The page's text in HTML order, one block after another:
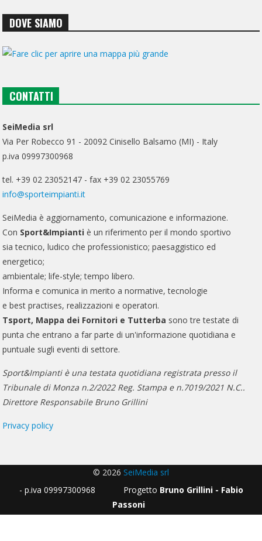
DOVE SIAMO
CONTATTI
SeiMedia srl
Via Per Robecco 91 - 20092 Cinisello Balsamo (MI) - Italy
p.iva 09997300968
tel. +39 02 23052147 - fax +39 02 23055769
info@sporteimpianti.it
SeiMedia è aggiornamento, comunicazione e informazione.
Con Sport&Impianti è un riferimento per il mondo sportivo
sia tecnico, ludico che professionistico; paesaggistico ed
energetico;
ambientale; life-style; tempo libero.
Informa e comunica in merito a normative, tecnologie
e best practises, realizzazioni e operatori.
Tsport, Mappa dei Fornitori e Tutterba sono tre testate di
punta che entrano a far parte di un'informazione quotidiana e
puntuale sugli eventi di settore.
Sport&Impianti è una testata quotidiana registrata presso il
Tribunale di Monza n.2/2022 Reg. Stampa e n.7019/2021 N.C..
Direttore Responsabile Bruno Grillini
Privacy policy
© 2026 SeiMedia srl
- p.iva 09997300968 Progetto Bruno Grillini - Fabio
Passoni